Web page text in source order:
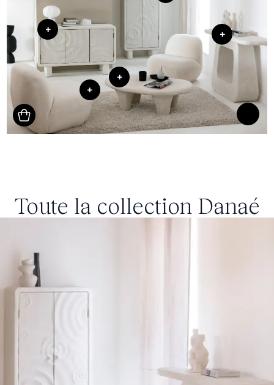
+
+
+
+
Toute la collection Danaé